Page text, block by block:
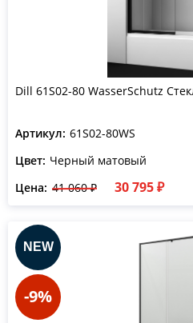
Dill 61S02-80 WasserSchutz
Артикул: 61S02-80WS
Цвет: Черный матовый
Цена: 41 060 ₽ 30 795 ₽
-9%